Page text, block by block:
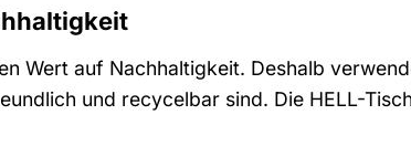
Wert auf Nachhaltigkeit. Deshalb
und recycelbar sind. Die HELL-